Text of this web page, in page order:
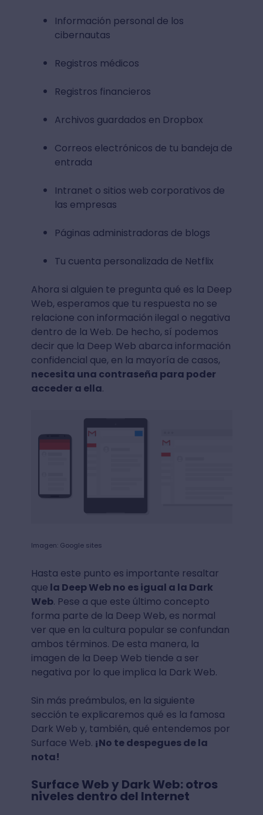
Información personal de los
cibernautas
Registros médicos
Registros financieros
Archivos guardados en Dropbox
Correos electrónicos de tu bandeja de
entrada
Intranet o sitios web corporativos de
las empresas
Páginas administradoras de blogs
Tu cuenta personalizada de Netflix
Ahora si alguien te pregunta qué es la Deep
Web, esperamos que tu respuesta no se
relacione con información ilegal o negativa
dentro de la Web. De hecho, sí podemos
decir que la Deep Web abarca información
confidencial que, en la mayoría de casos,
necesita una contraseña para poder
acceder a ella.
Imagen: Google sites
Hasta este punto es importante resaltar
que la Deep Web no es igual a la Dark
Web. Pese a que este último concepto
forma parte de la Deep Web, es normal
ver que en la cultura popular se confundan
ambos términos. De esta manera, la
imagen de la Deep Web tiende a ser
negativa por lo que implica la Dark Web.
Sin más preámbulos, en la siguiente
sección te explicaremos qué es la famosa
Dark Web y, también, qué entendemos por
Surface Web. ¡No te despegues de la
nota!
Surface Web y Dark Web: otros
niveles dentro del Internet